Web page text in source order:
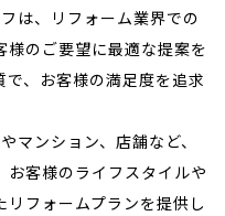
は、リフォーム業界での
のご要望に最適な提案を
、お客様の満足度を追求
マンション、店舗など、
お客様のライフスタイルや
フォームプランを提供し